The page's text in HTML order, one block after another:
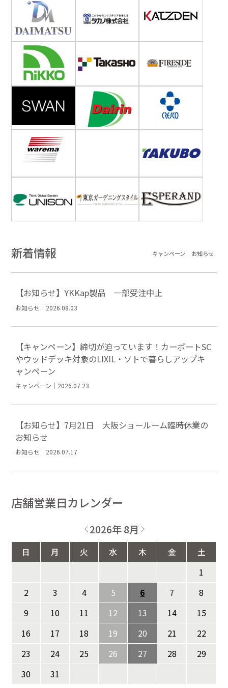
新着情報 キャンペーン お知らせ
【お知らせ】YKKap製品 一部受注中止
お知らせ｜2026.08.03
【キャンペーン】締切が迫っています！カーポートSC
やウッドデッキ対象のLIXIL・ソトで暮らしアップキ
ャンペーン
キャンペーン｜2026.07.23
【お知らせ】7月21日 大阪ショールーム臨時休業の
お知らせ
お知らせ｜2026.07.17
店舗営業日カレンダー
2026年 8月
日 月 火 水 木 金
土
1
2
3 4 5 6 7
8
9
10 11 12 13 14
15
16
17 18 19 20 21
22
23
24 25 26 27 28
29
30
31